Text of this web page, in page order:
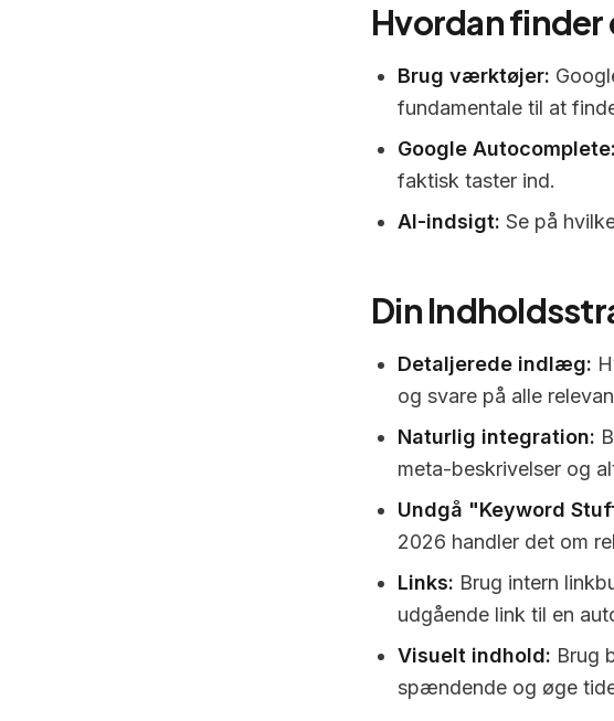
Hvordan finder
Brug værktøjer:
fundamentale til at
Google Autocomplete:
faktisk taster ind.
AI-indsigt: Se på
Din
Detaljerede indlæg:
og svare på alle
Naturlig integration:
meta-beskrivelser og
Undgå "Keyword
2026 handler det om
Links: Brug intern
udgående link til en
Visuelt indhold: Brug
spændende og øge